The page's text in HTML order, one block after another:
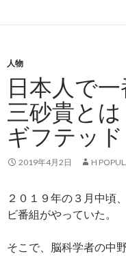
人物
日本人で
三砂貴と
ギフテッド
2019年4月2日 H
２０１９年の３月中頃
ビ番組がやっていた。
そこで、脳科学者の中